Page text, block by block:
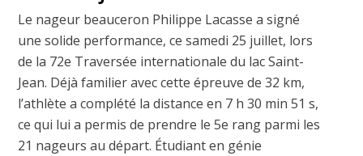
Le nageur beauceron Philippe Lacasse a signé
une solide performance, ce samedi 25 juillet, lors
de la 72e Traversée internationale du lac Saint-
Jean. Déjà familier avec cette épreuve de 32 km,
l’athlète a complété la distance en 7 h 30 min 51 s,
ce qui lui a permis de prendre le 5e rang parmi les
21 nageurs au départ. Étudiant en génie